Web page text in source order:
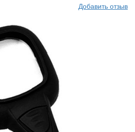
Добавить отзыв